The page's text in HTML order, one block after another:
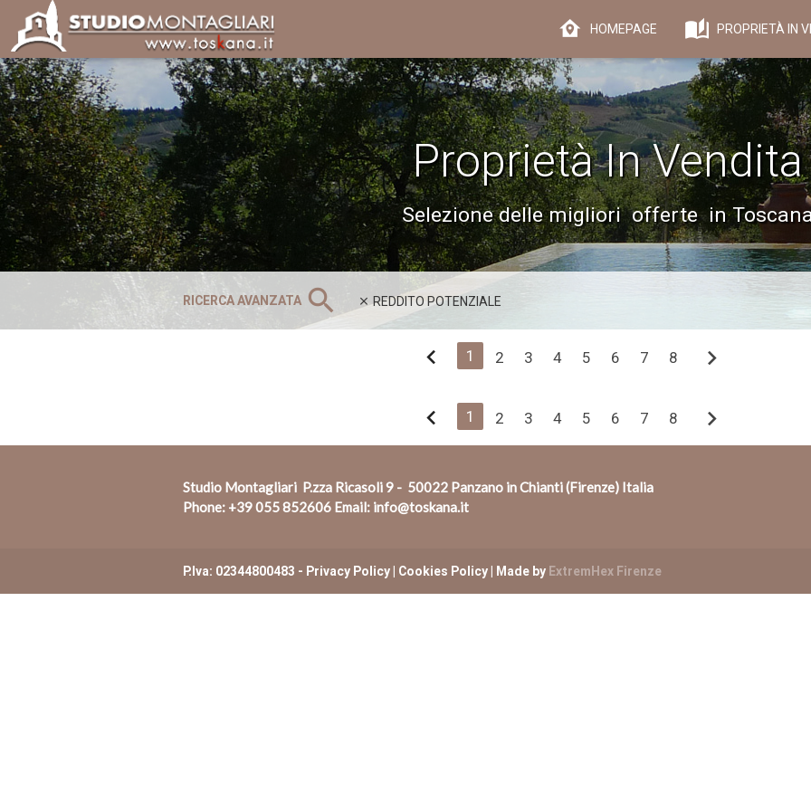
HOMEPAGE PROPRIETÀ IN
RICERCA AVANZATA search REDDITO POTENZIALE
Proprietà In Vendita
Selezione delle migliori offerte in
chevron_left 1 2 3 4 5 6 7 8 chevron_right
chevron_left 1 2 3 4 5 6 7 8 chevron_right
Studio Montagliari P.zza Ricasoli 9 - 50022 Panzano in Chianti (Firenze) Italia
Phone: +39 055 852606Email: info@toskana.it
P.Iva: 02344800483 - Privacy Policy| Cookies Policy| Made by ExtremHex Firenze